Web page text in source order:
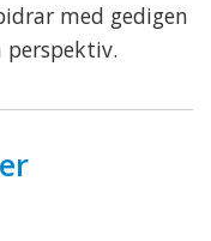
med gedigen
perspektiv.